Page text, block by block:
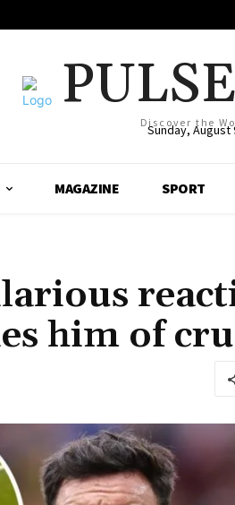
Discover the
Sunday, August
MAGAZINE SPORT
him of